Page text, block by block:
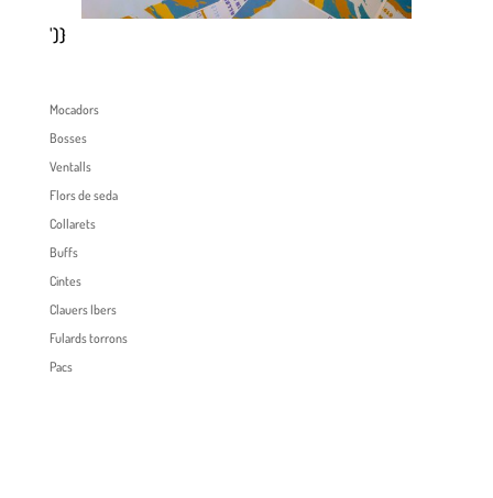
')}
Mocadors
Bosses
Ventalls
Flors de seda
Collarets
Buffs
Cintes
Clauers Ibers
Fulards torrons
Pacs